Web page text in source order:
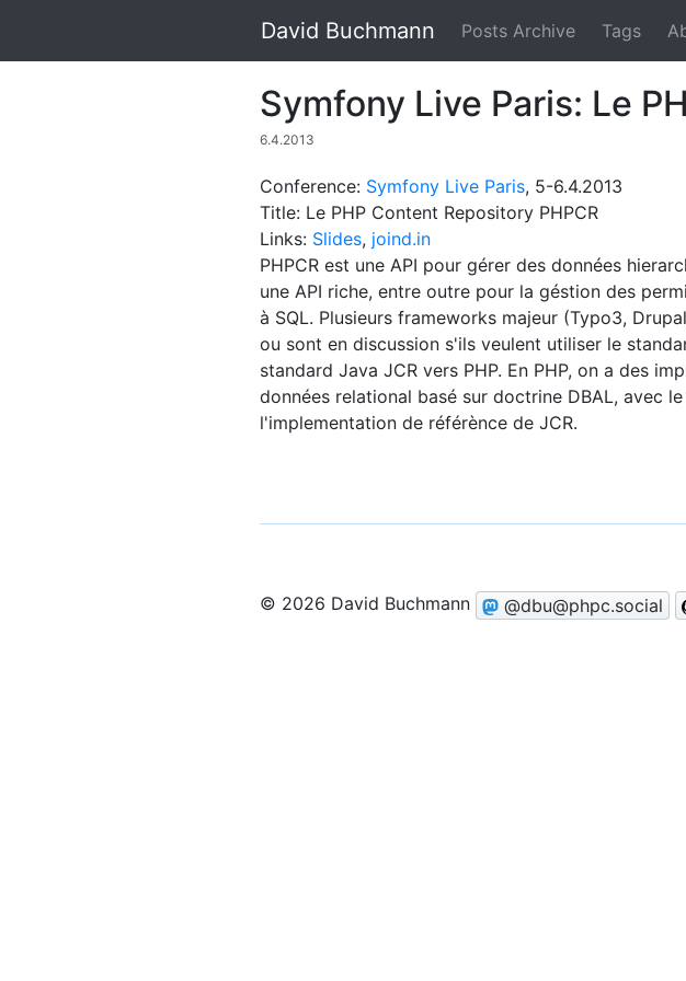
David Buchmann Posts Archive Tags
Symfony Live Paris: Le
6.4.2013
Conference: Symfony Live Paris, 5-6.4.2013
Title: Le PHP Content Repository PHPCR
Links: Slides, joind.in
PHPCR est une API pour gérer des données
une API riche, entre outre pour la géstion des
à SQL. Plusieurs frameworks majeur (Typo3,
ou sont en discussion s'ils veulent utiliser le
standard Java JCR vers PHP. En PHP, on a des
données relational basé sur doctrine DBAL, avec
l'implementation de référènce de JCR.
© 2026 David Buchmann @dbu@phpc.social